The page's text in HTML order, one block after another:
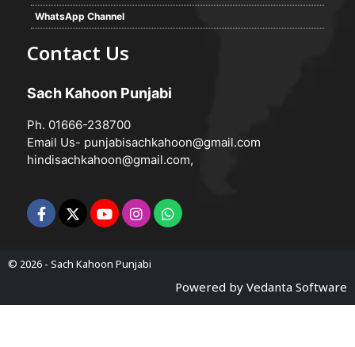
WhatsApp Channel
Contact Us
Sach Kahoon Punjabi
Ph. 01666-238700
Email Us- punjabisachkahoon@gmail.com
hindisachkahoon@gmail.com,
© 2026 - Sach Kahoon Punjabi
Powered by Vedanta Software